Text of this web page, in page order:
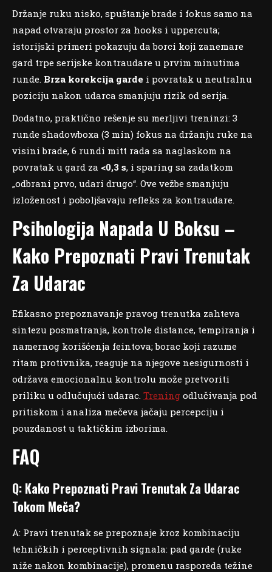
Držanje ruku nisko, spuštanje brade i fokus samo na
napad otvaraju prostor za hooks i uppercuta;
istorijski primeri pokazuju da borci koji zanemare
gard trpe serijske kontraudare u prvim minutima
runde. Brza korekcija garde i povratak u neutralnu
poziciju nakon udarca smanjuju rizik od serija.
Dodatno, praktično rešenje su merljivi treninzi: 3
runde shadowboxa (3 min) fokus na držanju ruke na
visini brade, 6 rundi mitt rada sa naglaskom na
povratak u gard za <0,3 s, i sparing sa zadatkom
„odbrani prvo, udari drugo“. Ove vežbe smanjuju
izloženost i poboljšavaju refleks za kontraudare.
Psihologija Napada U Boksu –
Kako Prepoznati Pravi Trenutak
Za Udarac
Efikasno prepoznavanje pravog trenutka zahteva
sintezu posmatranja, kontrole distance, tempiranja i
namernog korišćenja feintova; borac koji razume
ritam protivnika, reaguje na njegove nesigurnosti i
održava emocionalnu kontrolu može pretvoriti
priliku u odlučujući udarac. Trening odlučivanja pod
pritiskom i analiza mečeva jačaju percepciju i
pouzdanost u taktičkim izborima.
FAQ
Q: Kako Prepoznati Pravi Trenutak Za Udarac
Tokom Meča?
A: Pravi trenutak se prepoznaje kroz kombinaciju
tehničkih i perceptivnih signala: pad garde (ruke
niže nakon kombinacije), promenu rasporeda težine